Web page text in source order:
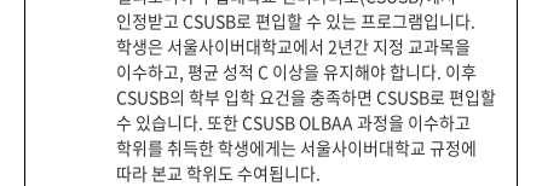
인정받고 CSUSB로 편입할 수 있는 프로그램입니다.
학생은 서울사이버대학교에서 2년간 지정 교과목을
이수하고, 평균 성적 C 이상을 유지해야 합니다. 이후
CSUSB의 학부 입학 요건을 충족하면 CSUSB로 편입할
수 있습니다. 또한 CSUSB OLBAA 과정을 이수하고
학위를 취득한 학생에게는 서울사이버대학교 규정에
따라 본교 학위도 수여됩니다.